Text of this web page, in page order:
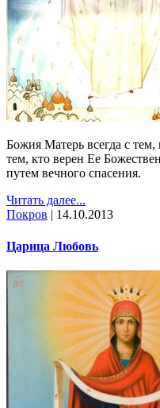
Божия Матерь всегда с
тем, кто верен Ее
путем вечного спасения.
Читать далее...
Покров | 14.10.2013
Царица Любовь